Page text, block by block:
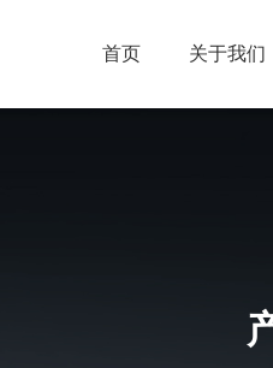
首页 关于我们